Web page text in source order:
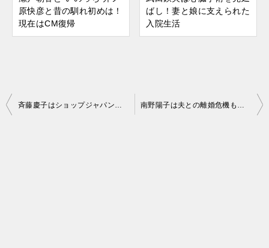
原快彦と昔の馴れ初めは！
現在はCM復帰
ばし！妻と娘に支えられた
入院生活
投
斉藤慶子はショップジャパン創業者と玉の輿再婚！現在生活は 南野陽子は夫との離婚危機も！亡くなった母と父の介護